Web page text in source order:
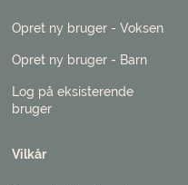
Opret ny bruger - Voksen
Opret ny bruger - Barn
Log på eksisterende
bruger
Vilkår